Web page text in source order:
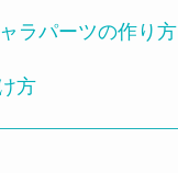
ラパーツの作り方
方